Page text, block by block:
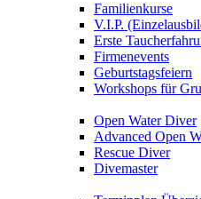
Familienkurse
V.I.P.
Erste
Firmenevents
Geburtstagsfeiern
Workshops für
Open Water Diver
Advanced Open
Rescue Diver
Divemaster